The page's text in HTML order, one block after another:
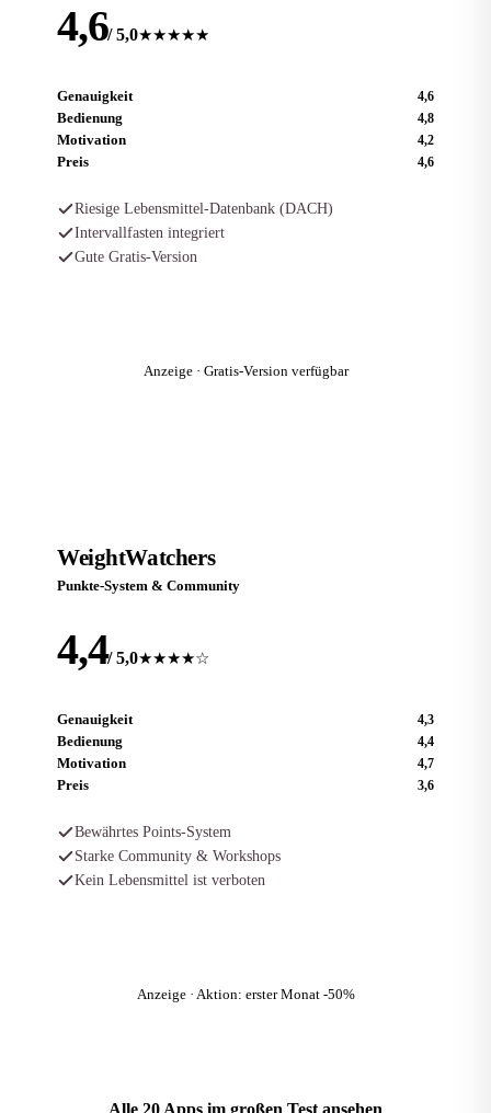
4,6/ 5,0★★★★★
Genauigkeit 4,6
Bedienung 4,8
Motivation 4,2
Preis 4,6
Riesige Lebensmittel-Datenbank (DACH)
Intervallfasten integriert
Gute Gratis-Version
Anzeige · Gratis-Version verfügbar
WeightWatchers
Punkte-System & Community
4,4/ 5,0★★★★☆
Genauigkeit 4,3
Bedienung 4,4
Motivation 4,7
Preis 3,6
Bewährtes Points-System
Starke Community & Workshops
Kein Lebensmittel ist verboten
Anzeige · Aktion: erster Monat -50%
Alle 20 Apps im großen Test ansehen